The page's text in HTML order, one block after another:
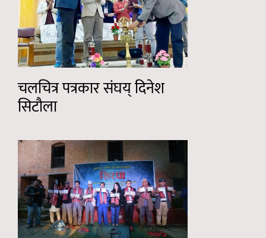
चलचित्र पत्रकार संघय् दिनेश
सिटौला